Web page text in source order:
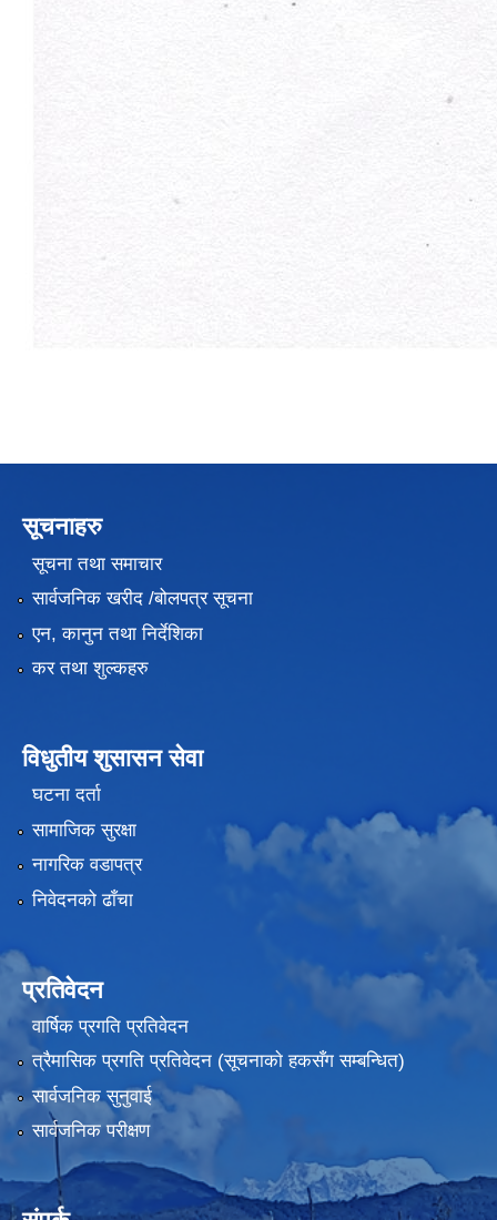
सूचनाहरु
सूचना तथा समाचार
सार्वजनिक खरीद /बोलपत्र सूचना
एन, कानुन तथा निर्देशिका
कर तथा शुल्कहरु
विधुतीय शुसासन सेवा
घटना दर्ता
सामाजिक सुरक्षा
नागरिक वडापत्र
निवेदनको ढाँचा
प्रतिवेदन
वार्षिक प्रगति प्रतिवेदन
त्रैमासिक प्रगति प्रतिवेदन (सूचनाकाे हकसँग सम्बन्धित)
सार्वजनिक सुनुवाई
सार्वजनिक परीक्षण